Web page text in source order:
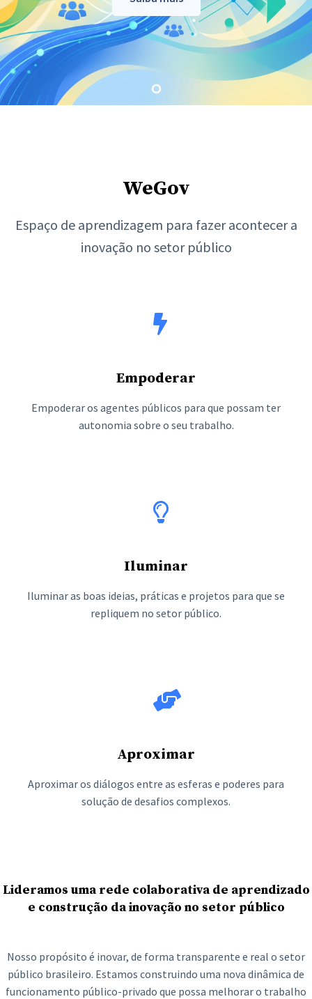
WeGov
Espaço de aprendizagem para fazer acontecer a
inovação no setor público
Empoderar
Empoderar os agentes públicos para que possam ter
autonomia sobre o seu trabalho.
Iluminar
Iluminar as boas ideias, práticas e projetos para que se
repliquem no setor público.
Aproximar
Aproximar os diálogos entre as esferas e poderes para
solução de desafios complexos.
Lideramos uma rede colaborativa de aprendizado
e construção da inovação no setor público
Nosso propósito é inovar, de forma transparente e real o setor
público brasileiro. Estamos construindo uma nova dinâmica de
funcionamento público-privado que possa melhorar o trabalho